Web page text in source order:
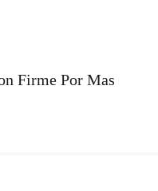
Firme Por Mas